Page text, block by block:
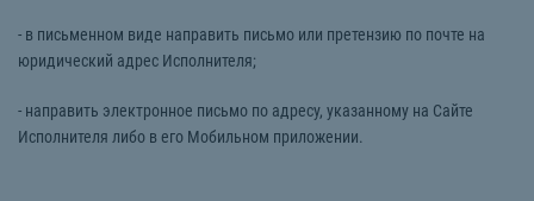
- в письменном виде направить письмо или претензию по почте на
юридический адрес Исполнителя;
- направить электронное письмо по адресу, указанному на Сайте
Исполнителя либо в его Мобильном приложении.